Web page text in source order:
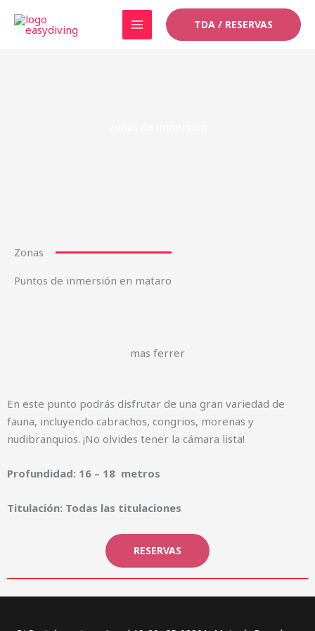
TDA / RESERVAS
Zonas
Puntos de inmersión en mataro
mas ferrer
En este punto podrás disfrutar de una gran variedad de
fauna, incluyendo cabrachos, congrios, morenas y
nudibranquios. ¡No olvides tener la cámara lista!
Profundidad: 16 – 18 metros
Titulación: Todas las titulaciones
RESERVAS